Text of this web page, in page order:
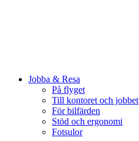
Jobba & Resa
På flyget
Till kontoret och jobbet
För bilfärden
Stöd och ergonomi
Fotsulor